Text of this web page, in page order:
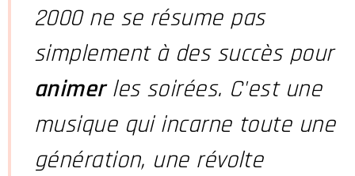
2000 ne se résume pas
simplement à des succès pour
animerles soirées. C'est une
musique qui incarne toute une
génération, une révolte